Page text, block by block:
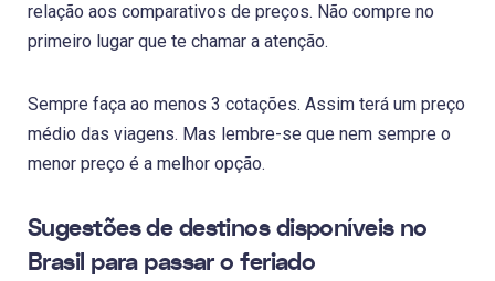
relação aos comparativos de preços. Não compre no
primeiro lugar que te chamar a atenção.
Sempre faça ao menos 3 cotações. Assim terá um preço
médio das viagens. Mas lembre-se que nem sempre o
menor preço é a melhor opção.
Sugestões de destinos disponíveis no
Brasil para passar o feriado